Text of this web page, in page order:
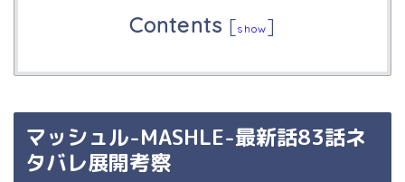
Contents [show]
マッシュル-MASHLE-最新話83話ネ
タバレ展開考察